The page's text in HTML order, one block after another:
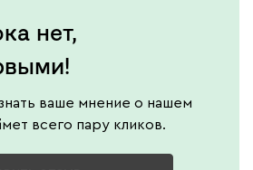
нет,
ваше мнение о нашем
всего пару кликов.